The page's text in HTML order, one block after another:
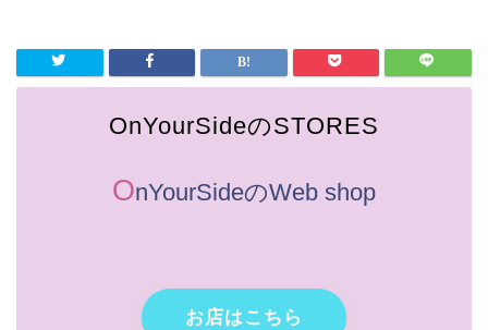
OnYourSideのSTORES
OnYourSideのWeb shop
お店はこちら